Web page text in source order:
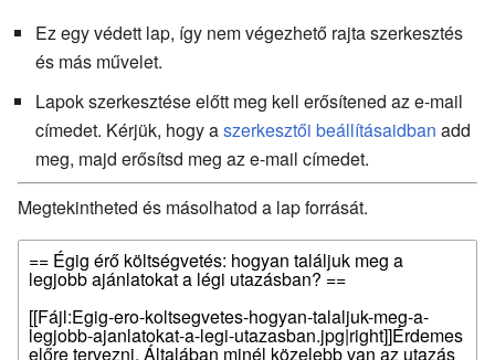
Ez egy védett lap, így nem végezhető rajta szerkesztés
és más művelet.
Lapok szerkesztése előtt meg kell erősítened az e-mail
címedet. Kérjük, hogy aszerkesztői beállításaidban add
meg, majd erősítsd meg az e-mail címedet.
Megtekintheted és másolhatod a lap forrását.